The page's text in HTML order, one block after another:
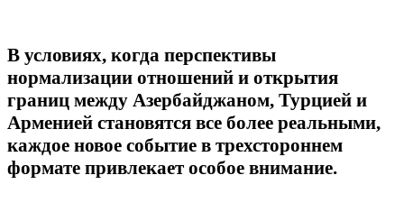
В условиях, когда перспективы
нормализации отношений и открытия
границ между Азербайджаном, Турцией и
Арменией становятся все более реальными,
каждое новое событие в трехстороннем
формате привлекает особое внимание.